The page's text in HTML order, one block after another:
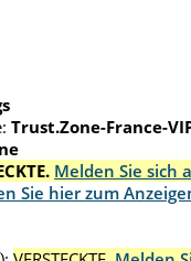
Trust.Zone-France-
Melden Sie sich
Sie hier zum